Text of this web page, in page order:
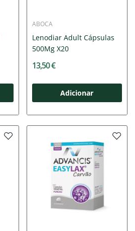
ABOCA
Lenodiar Adult Cápsulas
500Mg X20
13,50 €
Adicionar